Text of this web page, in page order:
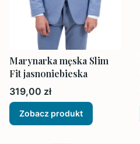
Marynarka męska Slim
Fit jasnoniebieska
Cena
319,00 zł
Zobacz produkt